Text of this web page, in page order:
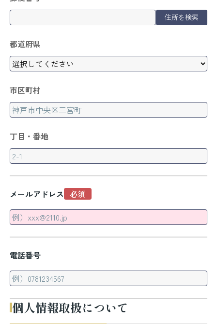
住所を検索
都道府県
市区町村
丁目・番地
メールアドレス
電話番号
個人情報取扱について